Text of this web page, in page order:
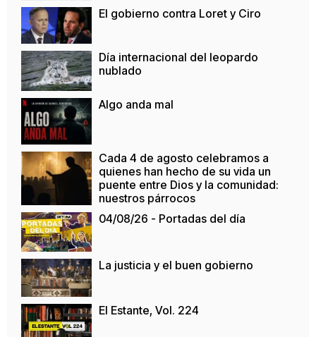
El gobierno contra Loret y Ciro
Día internacional del leopardo
nublado
Algo anda mal
Cada 4 de agosto celebramos a
quienes han hecho de su vida un
puente entre Dios y la comunidad:
nuestros párrocos
04/08/26 - Portadas del día
La justicia y el buen gobierno
El Estante, Vol. 224